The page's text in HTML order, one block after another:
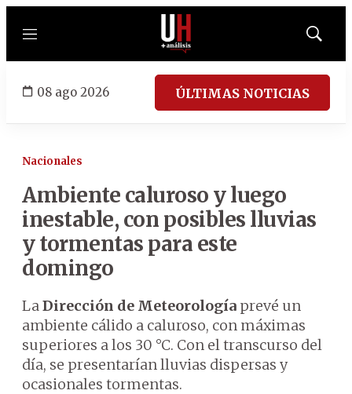
Menú
Mostrar
08 ago 2026 ÚLTIMAS NOTICIAS
Nacionales
Ambiente caluroso y luego
inestable, con posibles lluvias
y tormentas para este
domingo
LaDirección de Meteorología prevé un
ambiente cálido a caluroso, con máximas
superiores a los 30 °C. Con el transcurso del
día, se presentarían lluvias dispersas y
ocasionales tormentas.